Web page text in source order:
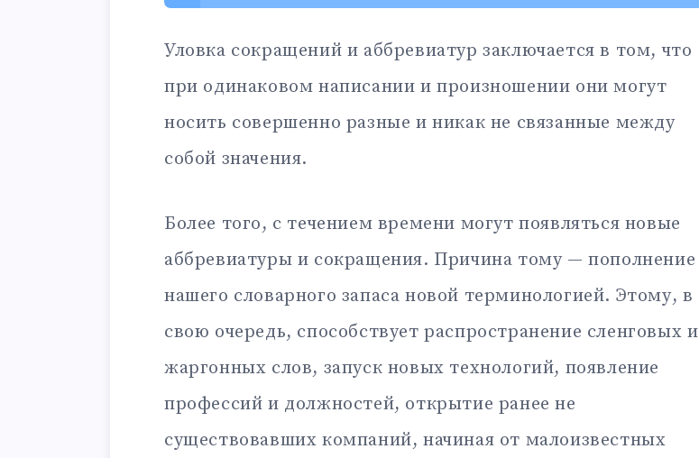
Уловка сокращений и аббревиатур заключается в том, что
при одинаковом написании и произношении они могут
носить совершенно разные и никак не связанные между
собой значения.
Более того, с течением времени могут появляться новые
аббревиатуры и сокращения. Причина тому — пополнение
нашего словарного запаса новой терминологией. Этому, в
свою очередь, способствует распространение сленговых и
жаргонных слов, запуск новых технологий, появление
профессий и должностей, открытие ранее не
существовавших компаний, начиная от малоизвестных